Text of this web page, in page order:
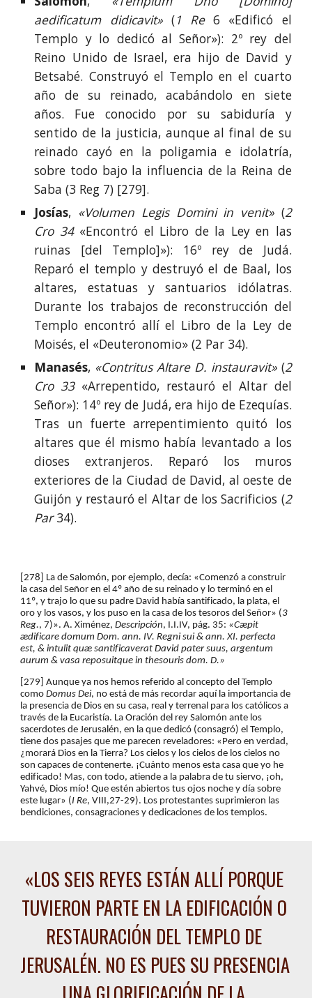
aedificatum didicavit»(1 Re6 «Edificó el
Templo y lo dedicó al Señor»): 2º rey del
Reino Unido de Israel, era hijo de David y
Betsabé. Construyó el Templo en el cuarto
año de su reinado, acabándolo en siete
años. Fue conocido por su sabiduría y
sentido de la justicia, aunque al final de su
reinado cayó en la poligamia e idolatría,
sobre todo bajo la influencia de la Reina de
Saba (3 Reg 7) [279].
Josías, «Volumen Legis Domini in venit»(2
Cro 34«Encontró el Libro de la Ley en las
ruinas [del Templo]»): 16º rey de Judá.
Reparó el templo y destruyó el de Baal, los
altares, estatuas y santuarios idólatras.
Durante los trabajos de reconstrucción del
Templo encontró allí el Libro de la Ley de
Moisés, el «Deuteronomio» (2 Par 34).
Manasés, «Contritus Altare D. instauravit»(2
Cro 33«Arrepentido, restau­ró el Altar del
Señor»): 14º rey de Judá, era hijo de Ezequías.
Tras un fuerte arrepentimiento quitó los
altares que él mismo había levantado a los
dioses ex­tranjeros. Reparó los muros
exteriores de la Ciu­dad de David, al oeste de
Guijón y restauró el Altar de los Sacrificios (2
Par34).
[278] La de Salomón, por ejemplo, decía: «Comenzó a construir
la casa del Señor en el 4º año de su reinado y lo terminó en el
11º, y trajo lo que su padre David había santificado, la plata, el
oro y los vasos, y los puso en la casa de los tesoros del Señor» (3
Reg., 7)». A. Ximénez, Descripción, I.I.IV, pág. 35: «Cæpit
ædificare domum Dom. ann. IV. Regni sui & ann. XI. perfecta
est, & intulit quæ santificaverat David pater suus, argentum
aurum & vasa reposuitque in thesouris dom. D.»
[279] Aunque ya nos hemos referido al concepto del Templo
como Domus Dei, no está de más recordar aquí la importancia de
la presencia de Dios en su casa, real y terrenal para los católicos a
través de la Eucaristía. La Oración del rey Salomón ante los
sacerdotes de Jerusalén, en la que dedicó (consagró) el Templo,
tiene dos pasajes que me parecen reveladores: «Pero en verdad,
¿morará Dios en la Tierra? Los cielos y los cielos de los cielos no
son capaces de contenerte. ¡Cuánto menos esta casa que yo he
edificado! Mas, con todo, atiende a la palabra de tu siervo, ¡oh,
Yahvé, Dios mío! Que estén abiertos tus ojos noche y día sobre
este lugar» (I Re, VIII,27-29). Los protestantes suprimieron las
bendiciones, consagraciones y dedicaciones de los templos.
«LOS SEIS REYES ESTÁN ALLÍ PORQUE
TUVIERON PARTE EN LA EDIFICACIÓN O
RESTAURACIÓN DEL TEMPLO DE
JERUSALÉN. NO ES PUES SU PRESENCIA